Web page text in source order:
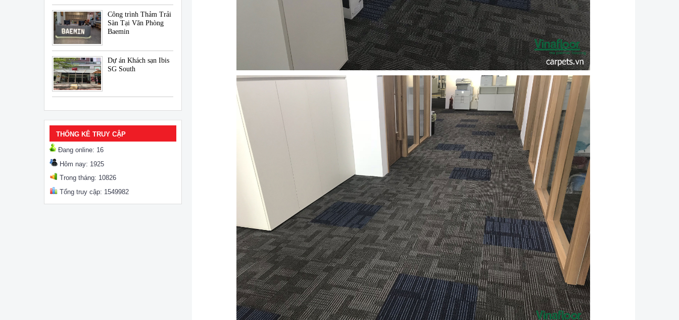
Công trình Thảm Trải
Sàn Tại Văn Phòng
Baemin
Dự án Khách sạn Ibis
SG South
THỐNG KÊ TRUY CẬP
Đang online: 16
Hôm nay: 1925
Trong tháng: 10826
Tổng truy cập: 1549982